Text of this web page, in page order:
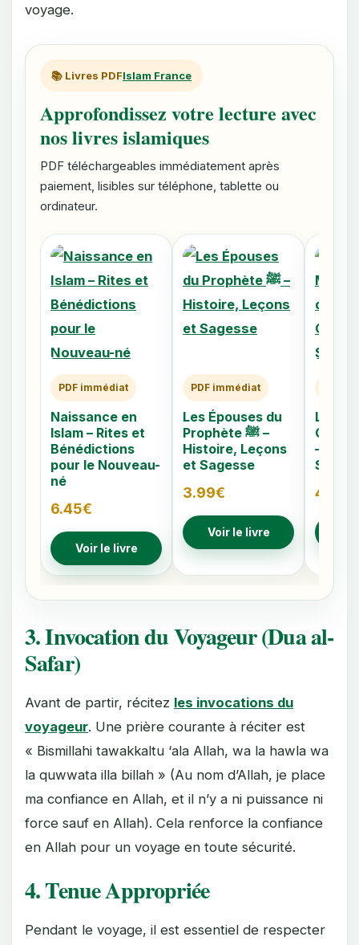
voyage.
📚 Livres PDFIslam France
Approfondissez votre lecture avec
nos livres islamiques
PDF téléchargeables immédiatement après
paiement, lisibles sur téléphone, tablette ou
ordinateur.
PDF immédiat
Naissance en
Islam – Rites et
Bénédictions
pour le Nouveau-
né
6.45€
Voir le livre
PDF immédiat
Les Épouses du
Prophète ﷺ –
Histoire, Leçons
et Sagesse
3.99€
Voir le livre
Les
–
4.79
3. Invocation du Voyageur (Dua al-
Safar)
Avant de partir, récitez les invocations du
voyageur. Une prière courante à réciter est
« Bismillahi tawakkaltu ‘ala Allah, wa la hawla wa
la quwwata illa billah » (Au nom d’Allah, je place
ma confiance en Allah, et il n’y a ni puissance ni
force sauf en Allah). Cela renforce la confiance
en Allah pour un voyage en toute sécurité.
4. Tenue Appropriée
Pendant le voyage, il est essentiel de respecter